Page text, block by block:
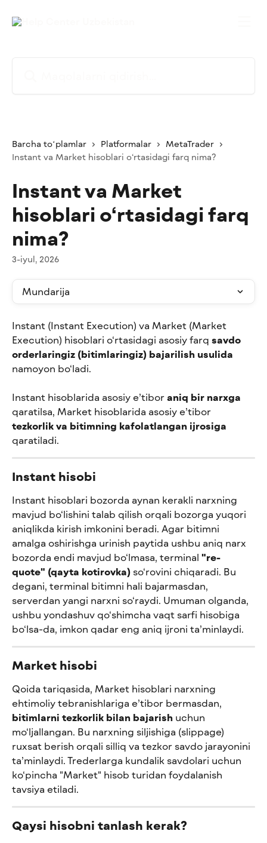
Barcha toʻplamlar Platformalar
MetaTrader
Instant va Market hisoblari o‘rtasidagi farq nima?
Instant va Market
hisoblari o‘rtasidagi farq
nima?
3-iyul, 2026
Mundarija
Instant (Instant Execution) va Market (Market
Execution) hisoblari o‘rtasidagi asosiy farq savdo
orderlaringiz (bitimlaringiz) bajarilish usulida
namoyon bo‘ladi.
Instant hisoblarida asosiy e’tibor aniq bir narxga
qaratilsa, Market hisoblarida asosiy e’tibor
tezkorlik va bitimning kafolatlangan ijrosiga
qaratiladi.
Instant hisobi
Instant hisoblari bozorda aynan kerakli narxning
mavjud bo‘lishini talab qilish orqali bozorga yuqori
aniqlikda kirish imkonini beradi. Agar bitimni
amalga oshirishga urinish paytida ushbu aniq narx
bozorda endi mavjud bo‘lmasa, terminal "re-
quote" (qayta kotirovka) so‘rovini chiqaradi. Bu
degani, terminal bitimni hali bajarmasdan,
serverdan yangi narxni so‘raydi. Umuman olganda,
ushbu yondashuv qo‘shimcha vaqt sarfi hisobiga
bo‘lsa-da, imkon qadar eng aniq ijroni ta’minlaydi.
Market hisobi
Qoida tariqasida, Market hisoblari narxning
ehtimoliy tebranishlariga e’tibor bermasdan,
bitimlarni tezkorlik bilan bajarish uchun
mo‘ljallangan. Bu narxning siljishiga (slippage)
ruxsat berish orqali silliq va tezkor savdo jarayonini
ta’minlaydi. Trederlarga kundalik savdolari uchun
ko‘pincha "Market" hisob turidan foydalanish
tavsiya etiladi.
Qaysi hisobni tanlash kerak?